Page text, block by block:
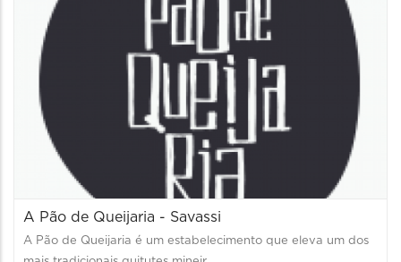
A Pão de Queijaria - Savassi
A Pão de Queijaria é um estabelecimento que eleva um dos